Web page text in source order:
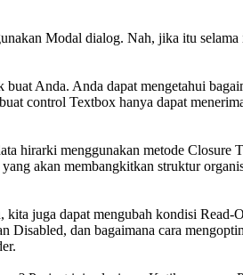
Modal dialog. Nah, jika itu
Anda. Anda dapat mengetahui
control Textbox hanya dapat
hirarki menggunakan metode Closure
yang akan membangkitkan struktur
juga dapat mengubah kondisi Read-
dan bagaimana cara